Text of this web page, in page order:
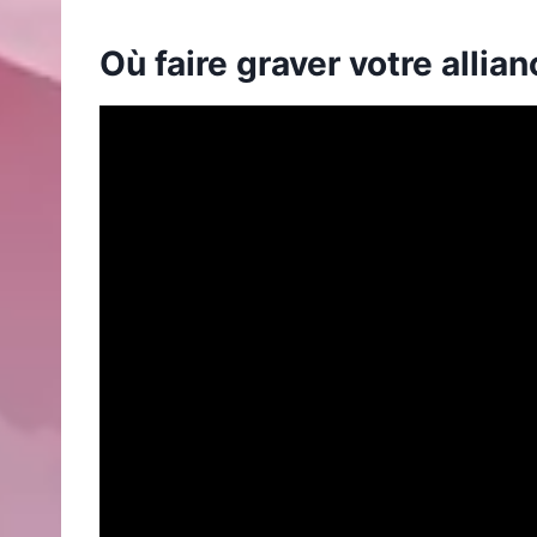
Où faire graver votre